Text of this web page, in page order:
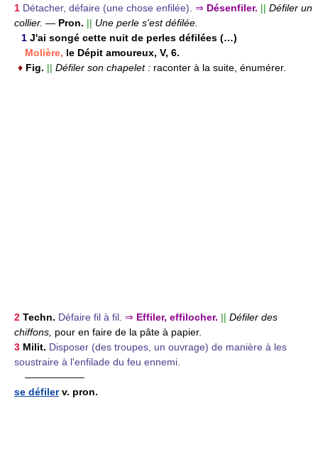
1 Détacher, défaire (une chose enfilée). ⇒ Désenfiler. || Défiler un
collier. — Pron. || Une perle s'est défilée.
1 J'ai songé cette nuit de perles défilées (…)
Molière, le Dépit amoureux, V, 6.
♦ Fig. || Défiler son chapelet : raconter à la suite, énumérer.
2 Techn. Défaire fil à fil. ⇒ Effiler, effilocher. || Défiler des
chiffons, pour en faire de la pâte à papier.
3 Milit. Disposer (des troupes, un ouvrage) de manière à les
soustraire à l'enfilade du feu ennemi.
——————
se défiler v. pron.